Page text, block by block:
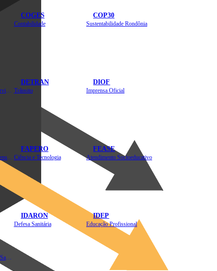
COGES
Contabilidade
COP30
Sustentabilidade Rondônia
DETRAN
Trânsito
DIOF
Imprensa Oficial
FAPERO
Ciência e Tecnologia
FEASE
Atendimento Socioeducativo
IDARON
Defesa Sanitária
IDEP
Educação Profissional